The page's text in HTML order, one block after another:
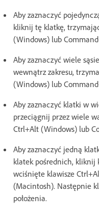
Aby zaznaczyć
kliknij tę klatkę,
(Windows) lub
Aby zaznaczyć wiele
wewnątrz zakresu,
(Windows) lub
Aby zaznaczyć klatki w
przeciągnij przez wiele
Ctrl+Alt (Windows) lub
Aby zaznaczyć jedną
klatek pośrednich, kliknij
wciśnięte klawisze
(Macintosh). Następnie
położenia.